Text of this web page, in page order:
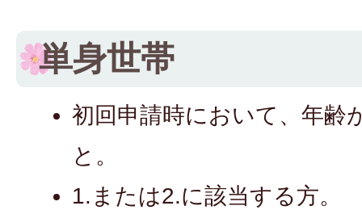
単身世帯
初回申請時において、年齢
と。
1.または2.に該当する方。